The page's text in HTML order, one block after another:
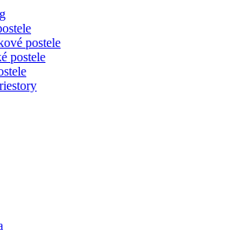
postele
postele